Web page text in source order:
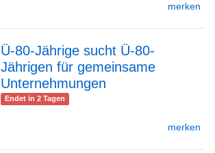
merken
Ü-80-Jährige sucht Ü-80-
Jährigen für gemeinsame
Unternehmungen
Endet in 2 Tagen
merken